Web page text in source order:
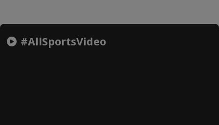
#AllSportsVideo